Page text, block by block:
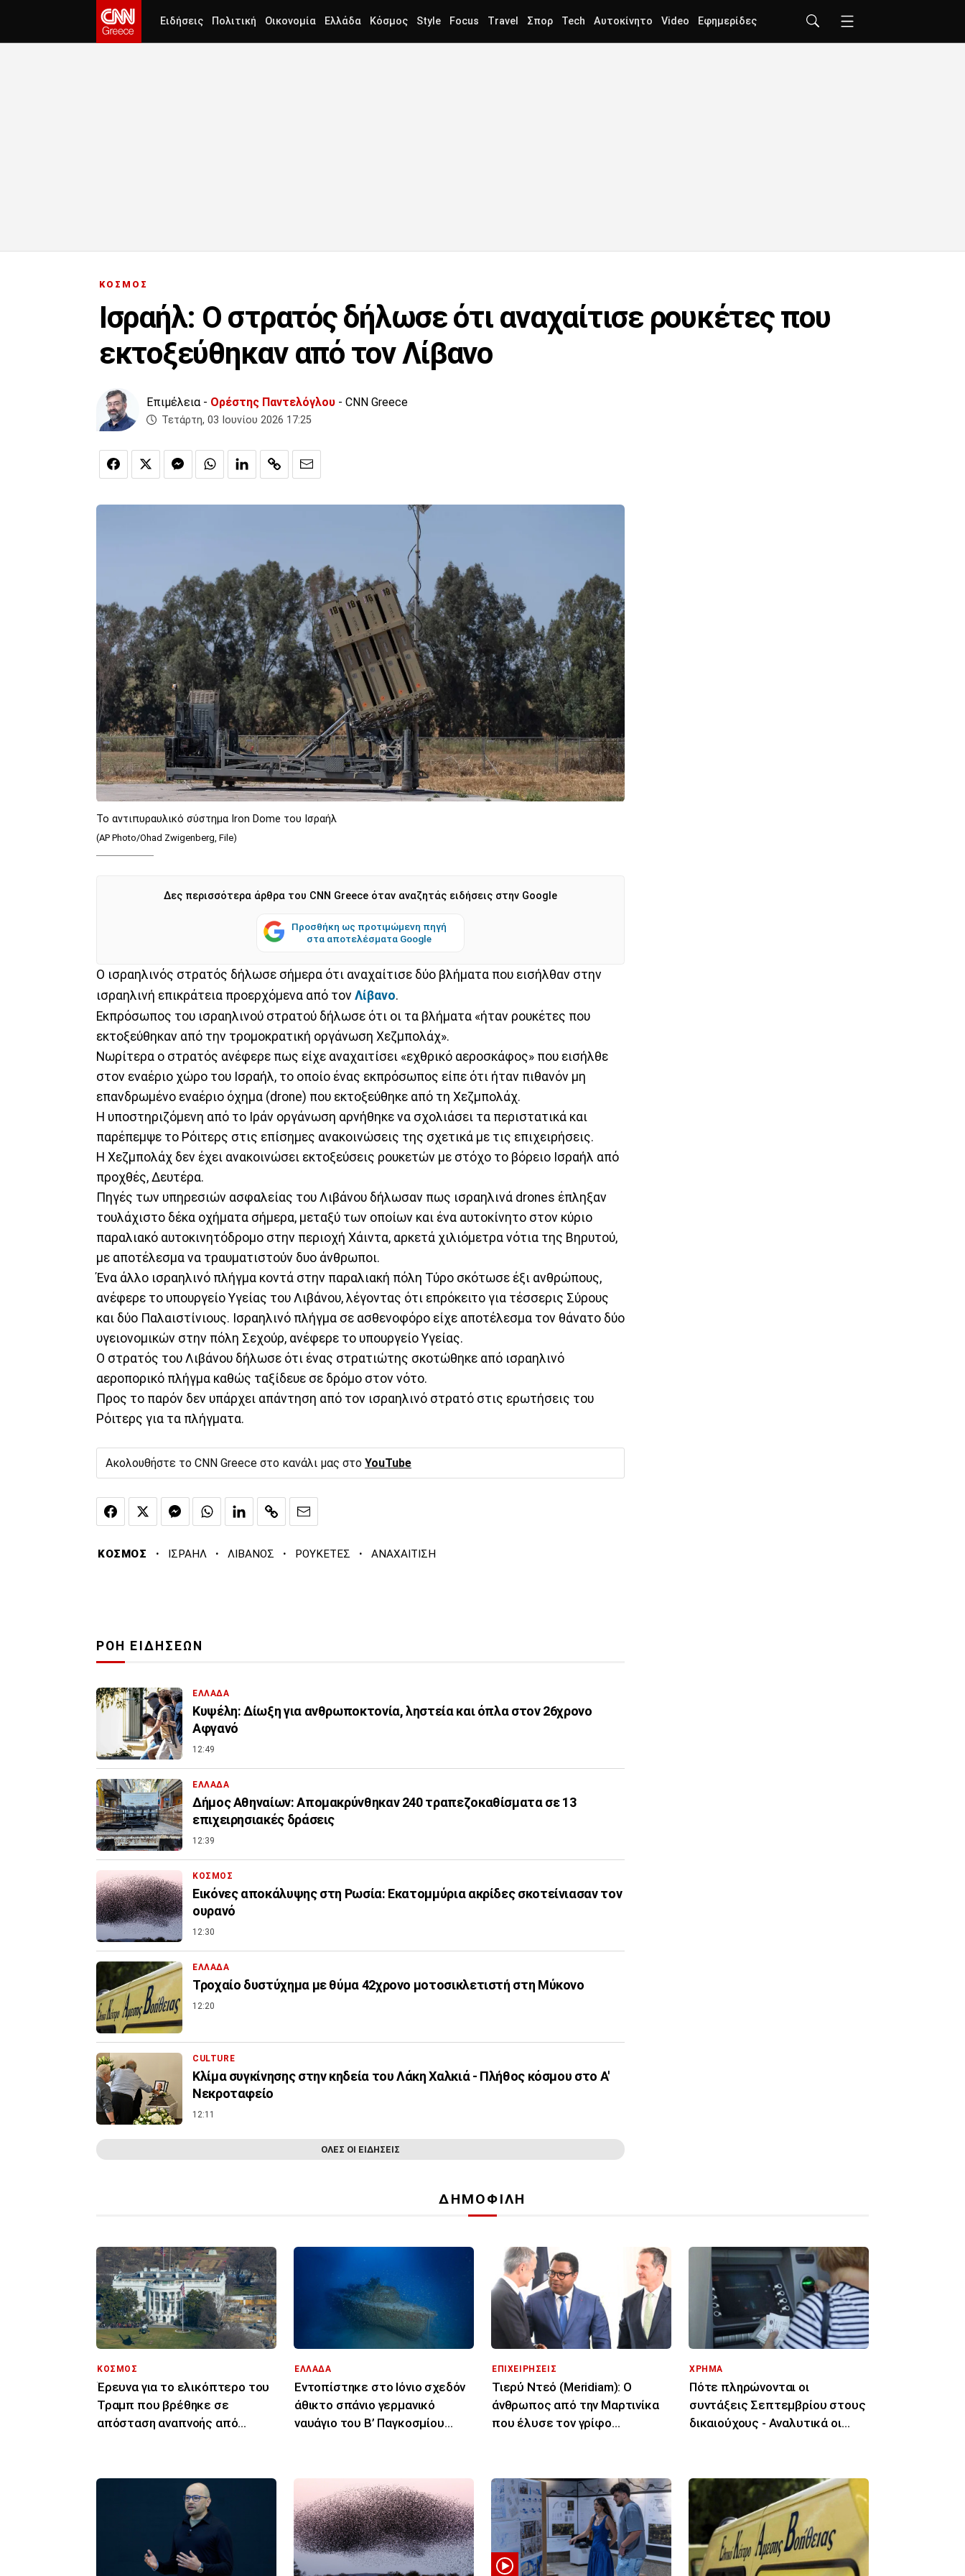
Ειδήσεις Πολιτική Οικονομία Ελλάδα Κόσμος Style Focus Travel Σπορ Tech Αυτοκίνητο Video Εφημερίδες
ΚΟΣΜΟΣ
Ισραήλ: Ο στρατός δήλωσε ότι αναχαίτισε ρουκέτες που
εκτοξεύθηκαν από τον Λίβανο
Επιμέλεια - Ορέστης Παντελόγλου - CNN Greece
Τετάρτη, 03 Ιουνίου 2026 17:25
Το αντιπυραυλικό σύστημα Iron Dome του Ισραήλ
(AP Photo/Ohad Zwigenberg, File)
Δες περισσότερα άρθρα του CNN Greece όταν αναζητάς ειδήσεις στην Google
Προσθήκη ως προτιμώμενη πηγή
στα αποτελέσματα Google
Ο ισραηλινός στρατός δήλωσε σήμερα ότι αναχαίτισε δύο βλήματα που εισήλθαν στην
ισραηλινή επικράτεια προερχόμενα από τον Λίβανο.
Εκπρόσωπος του ισραηλινού στρατού δήλωσε ότι οι τα βλήματα «ήταν ρουκέτες που
εκτοξεύθηκαν από την τρομοκρατική οργάνωση Χεζμπολάχ».
Νωρίτερα ο στρατός ανέφερε πως είχε αναχαιτίσει «εχθρικό αεροσκάφος» που εισήλθε
στον εναέριο χώρο του Ισραήλ, το οποίο ένας εκπρόσωπος είπε ότι ήταν πιθανόν μη
επανδρωμένο εναέριο όχημα (drone) που εκτοξεύθηκε από τη Χεζμπολάχ.
Η υποστηριζόμενη από το Ιράν οργάνωση αρνήθηκε να σχολιάσει τα περιστατικά και
παρέπεμψε το Ρόιτερς στις επίσημες ανακοινώσεις της σχετικά με τις επιχειρήσεις.
Η Χεζμπολάχ δεν έχει ανακοινώσει εκτοξεύσεις ρουκετών με στόχο το βόρειο Ισραήλ από
προχθές, Δευτέρα.
Πηγές των υπηρεσιών ασφαλείας του Λιβάνου δήλωσαν πως ισραηλινά drones έπληξαν
τουλάχιστο δέκα οχήματα σήμερα, μεταξύ των οποίων και ένα αυτοκίνητο στον κύριο
παραλιακό αυτοκινητόδρομο στην περιοχή Χάιντα, αρκετά χιλιόμετρα νότια της Βηρυτού,
με αποτέλεσμα να τραυματιστούν δυο άνθρωποι.
Ένα άλλο ισραηλινό πλήγμα κοντά στην παραλιακή πόλη Τύρο σκότωσε έξι ανθρώπους,
ανέφερε το υπουργείο Υγείας του Λιβάνου, λέγοντας ότι επρόκειτο για τέσσερις Σύρους
και δύο Παλαιστίνιους. Ισραηλινό πλήγμα σε ασθενοφόρο είχε αποτέλεσμα τον θάνατο δύο
υγειονομικών στην πόλη Σεχούρ, ανέφερε το υπουργείο Υγείας.
Ο στρατός του Λιβάνου δήλωσε ότι ένας στρατιώτης σκοτώθηκε από ισραηλινό
αεροπορικό πλήγμα καθώς ταξίδευε σε δρόμο στον νότο.
Προς το παρόν δεν υπάρχει απάντηση από τον ισραηλινό στρατό στις ερωτήσεις του
Ρόιτερς για τα πλήγματα.
Ακολουθήστε το CNN Greece στο κανάλι μας στο YouTube
ΚΟΣΜΟΣ · ΙΣΡΑΗΛ · ΛΙΒΑΝΟΣ · ΡΟΥΚΕΤΕΣ · ΑΝΑΧΑΙΤΙΣΗ
ΡΟΗ ΕΙΔΗΣΕΩΝ
ΕΛΛΑΔΑ
Κυψέλη: Δίωξη για ανθρωποκτονία, ληστεία και όπλα στον 26χρονο
Αφγανό
12:49
ΕΛΛΑΔΑ
Δήμος Αθηναίων: Απομακρύνθηκαν 240 τραπεζοκαθίσματα σε 13
επιχειρησιακές δράσεις
12:39
ΚΟΣΜΟΣ
Εικόνες αποκάλυψης στη Ρωσία: Εκατομμύρια ακρίδες σκοτείνιασαν τον
ουρανό
12:30
ΕΛΛΑΔΑ
Τροχαίο δυστύχημα με θύμα 42χρονο μοτοσικλετιστή στη Μύκονο
12:20
CULTURE
Κλίμα συγκίνησης στην κηδεία του Λάκη Χαλκιά - Πλήθος κόσμου στο Α'
Νεκροταφείο
12:11
ΟΛΕΣ ΟΙ ΕΙΔΗΣΕΙΣ
ΔΗΜΟΦΙΛΗ
ΚΟΣΜΟΣ
Έρευνα για το ελικόπτερο του
Τραμπ που βρέθηκε σε
απόσταση αναπνοής από
ΕΛΛΑΔΑ
Εντοπίστηκε στο Ιόνιο σχεδόν
άθικτο σπάνιο γερμανικό
ναυάγιο του Β’ Παγκοσμίου
ΕΠΙΧΕΙΡΗΣΕΙΣ
Τιερύ Ντεό (Meridiam): Ο
άνθρωπος από την Μαρτινίκα
που έλυσε τον γρίφο
ΧΡΗΜΑ
Πότε πληρώνονται οι
συντάξεις Σεπτεμβρίου στους
δικαιούχους - Αναλυτικά οι